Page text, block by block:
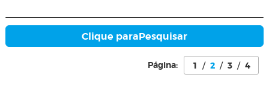
Clique paraPesquisar
Página: 1 / 2 / 3 / 4